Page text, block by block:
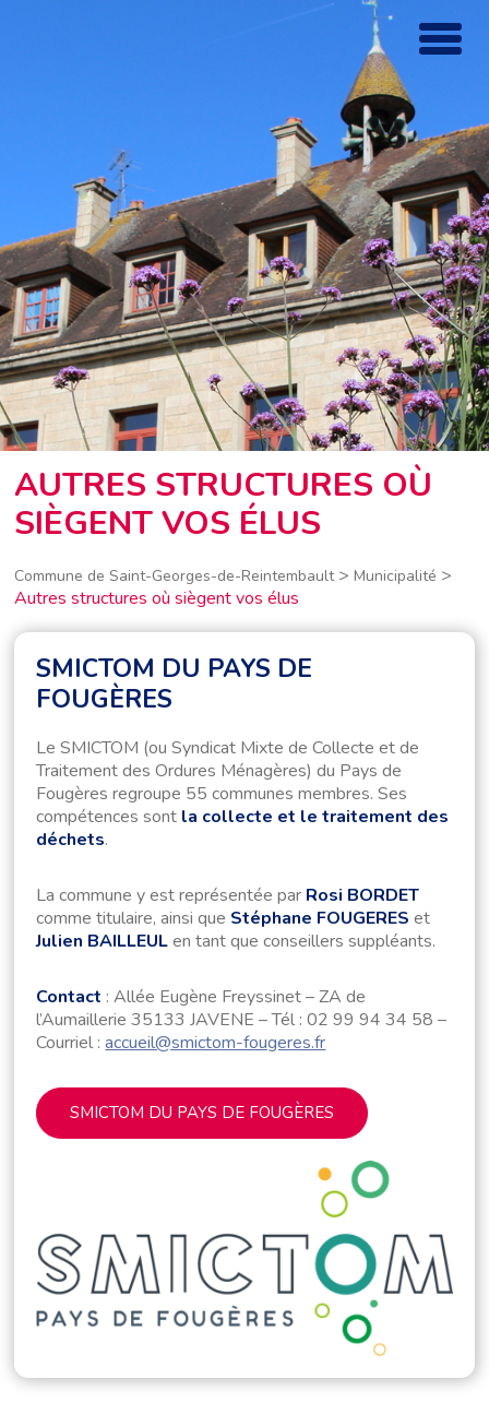
AUTRES STRUCTURES OÙ
SIÈGENT VOS ÉLUS
Commune de Saint-Georges-de-Reintembault> Municipalité >
Autres structures où siègent vos élus
SMICTOM DU PAYS DE
FOUGÈRES
Le SMICTOM (ou Syndicat Mixte de Collecte et de
Traitement des Ordures Ménagères) du Pays de
Fougères regroupe 55 communes membres. Ses
compétences sont la collecte et le traitement des
déchets.
La commune y est représentée par Rosi BORDET
comme titulaire, ainsi que Stéphane FOUGERES et
Julien BAILLEULen tant que conseillers suppléants.
Contact : Allée Eugène Freyssinet – ZA de
l’Aumaillerie 35133 JAVENE – Tél : 02 99 94 34 58 –
Courriel :accueil@smictom-fougeres.fr
SMICTOM DU PAYS DE FOUGÈRES